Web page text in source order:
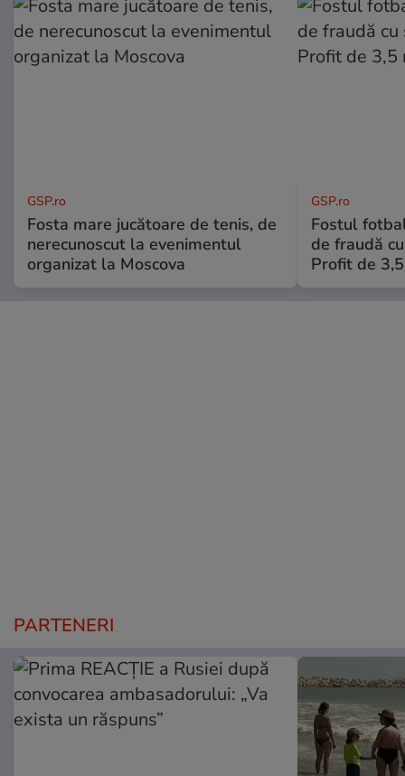
GSP.ro
Fosta mare jucătoare de tenis, de
nerecunoscut la evenimentul
organizat la Moscova
GSP.ro
Fostul
de fraudă
Profit de
PARTENERI